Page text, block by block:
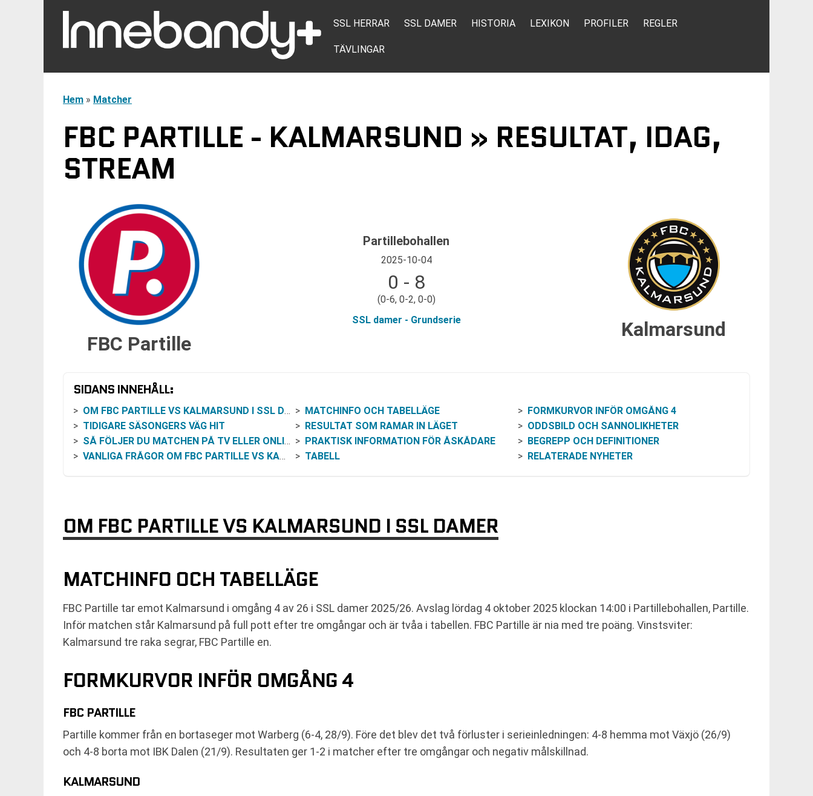
SSL HERRAR SSL DAMER HISTORIA LEXIKON PROFILER REGLER
TÄVLINGAR
Hem » Matcher
FBC PARTILLE - KALMARSUND » RESULTAT, IDAG,
STREAM
FBC Partille
Partillebohallen
2025-10-04
0 - 8
(0-6, 0-2, 0-0)
SSL damer - Grundserie
Kalmarsund
SIDANS INNEHÅLL:
OM FBC PARTILLE VS KALMARSUND I SSL DAMER MATCHINFO OCH TABELLÄGE
FORMKURVOR INFÖR OMGÅNG 4
TIDIGARE SÄSONGERS VÄG HIT
RESULTAT SOM RAMAR IN LÄGET
ODDSBILD OCH SANNOLIKHETER
SÅ FÖLJER DU MATCHEN PÅ TV ELLER ONLINE
PRAKTISK INFORMATION FÖR ÅSKÅDARE
BEGREPP OCH DEFINITIONER
VANLIGA FRÅGOR OM FBC PARTILLE VS KALMARSUND
TABELL RELATERADE NYHETER
OM FBC PARTILLE VS KALMARSUND I SSL DAMER
MATCHINFO OCH TABELLÄGE
FBC Partille tar emot Kalmarsund i omgång 4 av 26 i SSL damer 2025/26. Avslag lördag 4 oktober 2025 klockan 14:00 i Partillebohallen, Partille.
Inför matchen står Kalmarsund på full pott efter tre omgångar och är tvåa i tabellen. FBC Partille är nia med tre poäng. Vinstsviter:
Kalmarsund tre raka segrar, FBC Partille en.
FORMKURVOR INFÖR OMGÅNG 4
FBC PARTILLE
Partille kommer från en bortaseger mot Warberg (6-4, 28/9). Före det blev det två förluster i serieinledningen: 4-8 hemma mot Växjö (26/9)
och 4-8 borta mot IBK Dalen (21/9). Resultaten ger 1-2 i matcher efter tre omgångar och negativ målskillnad.
KALMARSUND